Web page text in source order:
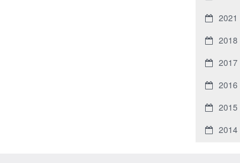
2021
2018
2017
2016
2015
2014